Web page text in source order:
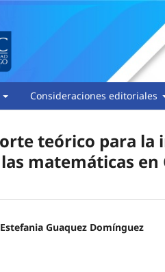
Consideraciones editoriales
teórico para la
matemáticas en
Guaquez Domínguez